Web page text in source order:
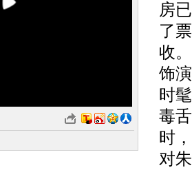
房
了
收
饰
时
毒
时
对